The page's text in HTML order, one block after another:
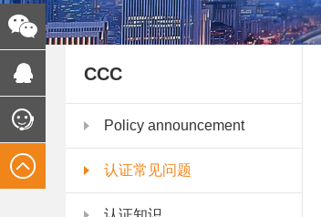
CCC
Policy announcement
认证常见问题